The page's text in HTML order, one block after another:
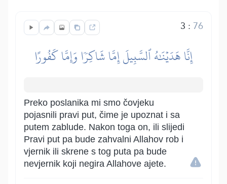
3 : 76
إِنَّا هَدَيۡنَٰهُ ٱلسَّبِيلَ إِمَّا شَاكِرٗا وَإِمَّا كَفُورًا
Preko poslanika mi smo čovjeku
pojasnili pravi put, čime je upoznat i sa
putem zablude. Nakon toga on, ili slijedi
Pravi put pa bude zahvalni Allahov rob i
vjernik ili skrene s tog puta pa bude
nevjernik koji negira Allahove ajete.